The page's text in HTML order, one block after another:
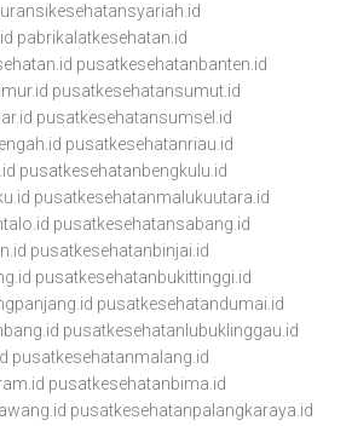
pabrikalatkesehatan.id
pusatkesehatanbanten.id
pusatkesehatansumut.id
pusatkesehatansumsel.id
pusatkesehatanriau.id
pusatkesehatanbengkulu.id
pusatkesehatanmalukuutara.id
pusatkesehatansabang.id
pusatkesehatanbinjai.id
pusatkesehatanbukittinggi.id
pusatkesehatandumai.id
pusatkesehatanlubuklinggau.id
pusatkesehatanmalang.id
pusatkesehatanbima.id
pusatkesehatanpalangkaraya.id